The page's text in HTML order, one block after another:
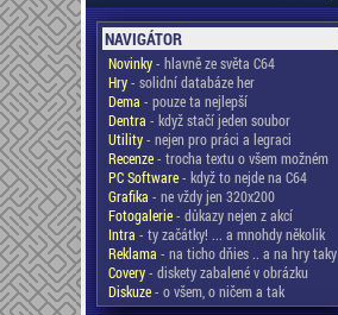
NAVIGÁTOR
Novinky- hlavně ze světa C64
Hry- solidní databáze her
Dema - pouze ta nejlepší
Dentra - když stačí jeden soubor
Utility- nejen pro práci a legraci
Recenze- trocha textu o všem možném
PC Software- když to nejde na C64
Grafika - ne vždy jen 320x200
Fotogalerie- důkazy nejen z akcí
Intra - ty začátky! ... a mnohdy několik
Reklama - na ticho dňies .. a na hry taky
Covery- diskety zabalené v obrázku
Diskuze- o všem, o ničem a tak